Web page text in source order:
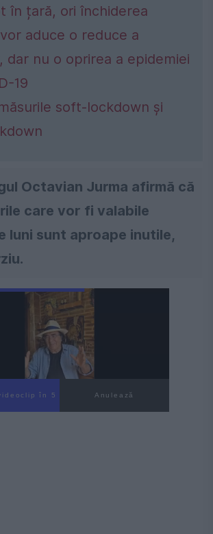
în țară, ori închiderea
aduce o reduce a
dar nu o oprirea a epidemiei
19
soft-lockdown şi
Octavian Jurma afirmă că
care vor fi valabile
luni sunt aproape inutile,
în 3 Anulează